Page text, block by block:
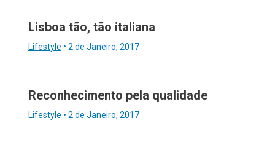
Lisboa tão, tão italiana
Lifestyle • 2 de Janeiro, 2017
Reconhecimento pela qualidade
Lifestyle • 2 de Janeiro, 2017